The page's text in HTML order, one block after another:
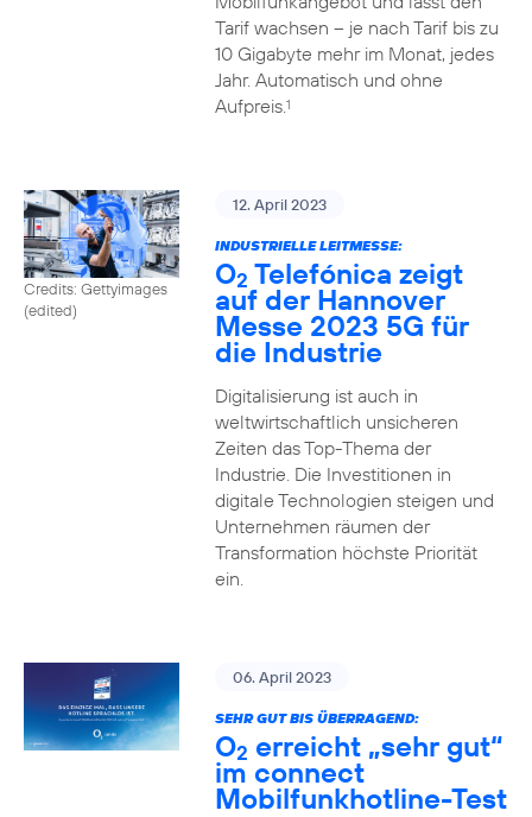
Tarif wachsen – je nach Tarif bis zu
10 Gigabyte mehr im Monat, jedes
Jahr. Automatisch und ohne
Aufpreis.1
Credits: Gettyimages
(edited)
12. April 2023
INDUSTRIELLE LEITMESSE:
O2 Telefónica zeigt
auf der Hannover
Messe 2023 5G für
die Industrie
Digitalisierung ist auch in
weltwirtschaftlich unsicheren
Zeiten das Top-Thema der
Industrie. Die Investitionen in
digitale Technologien steigen und
Unternehmen räumen der
Transformation höchste Priorität
ein.
06. April 2023
SEHR GUT BIS ÜBERRAGEND:
O2 erreicht „sehr gut“
im connect
Mobilfunkhotline-Test